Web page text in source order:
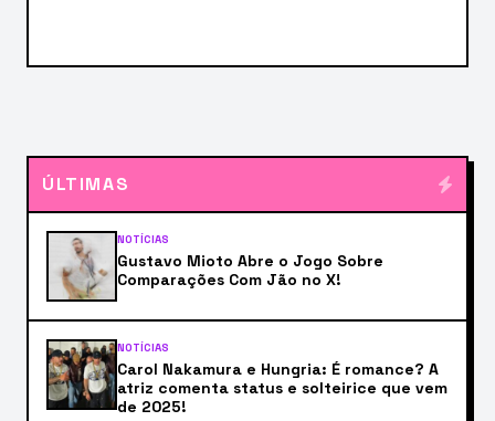
ÚLTIMAS
NOTÍCIAS
Gustavo Mioto Abre o Jogo Sobre
Comparações Com Jão no X!
NOTÍCIAS
Carol Nakamura e Hungria: É romance? A
atriz comenta status e solteirice que vem
de 2025!